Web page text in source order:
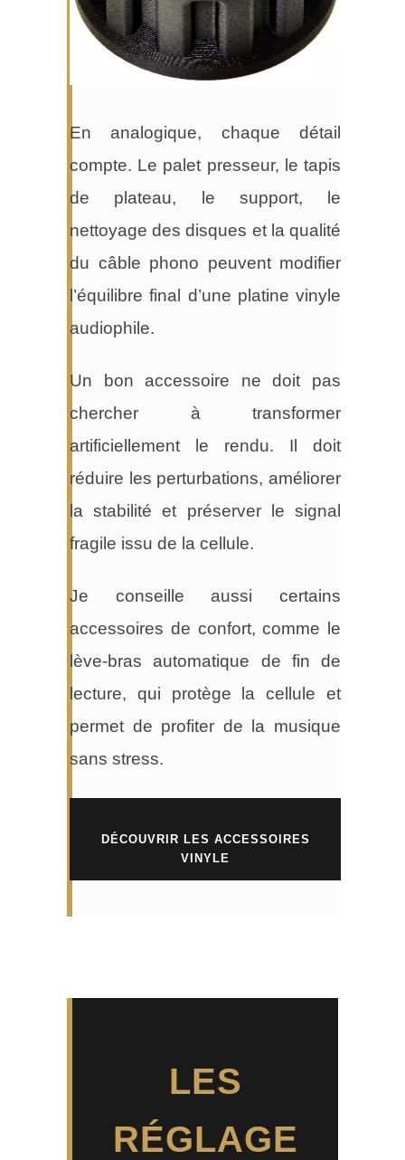
En analogique, chaque détail
compte. Le palet presseur, le tapis
de plateau, le support, le
nettoyage des disques et la qualité
du câble phono peuvent modifier
l’équilibre final d’une platine vinyle
audiophile.
Un bon accessoire ne doit pas
chercher à transformer
artificiellement le rendu. Il doit
réduire les perturbations, améliorer
la stabilité et préserver le signal
fragile issu de la cellule.
Je conseille aussi certains
accessoires de confort, comme le
lève-bras automatique de fin de
lecture, qui protège la cellule et
permet de profiter de la musique
sans stress.
DÉCOUVRIR LES ACCESSOIRES
VINYLE
LES
RÉGLAGE